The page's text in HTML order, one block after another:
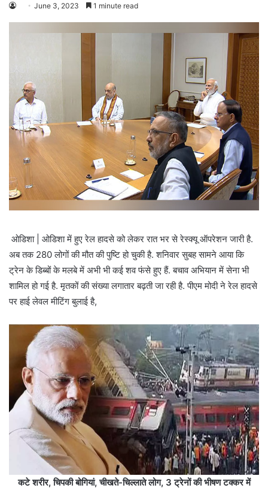
June 3, 2023 1 minute read
ओडिशा | ओडिशा में हुए रेल हादसे को लेकर रात भर से रेस्क्यू ऑपरेशन जारी है.
अब तक 280 लोगों की मौत की पुष्टि हो चुकी है. शनिवार सुबह सामने आया कि
ट्रेन के डिब्बों के मलबे में अभी भी कई शव फंसे हुए हैं. बचाव अभियान में सेना भी
शामिल हो गई है. मृतकों की संख्या लगातार बढ़ती जा रही है. पीएम मोदी ने रेल हादसे
पर हाई लेवल मीटिंग बुलाई है,
कटे शरीर, चिपकी बोगियां, चीखते-चिल्लाते लोग, 3 ट्रेनों की भीषण टक्कर में